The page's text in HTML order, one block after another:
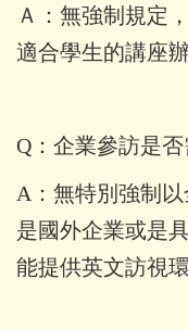
Ａ：無強制規定
適合學生的講座
Q：企業參訪是
A：無特別強制
是國外企業或是
能提供英文訪視